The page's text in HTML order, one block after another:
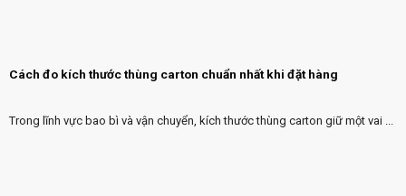
Cách đo kích thước thùng carton chuẩn nhất khi đặt hàng
Trong lĩnh vực bao bì và vận chuyển, kích thước thùng carton giữ một vai ...